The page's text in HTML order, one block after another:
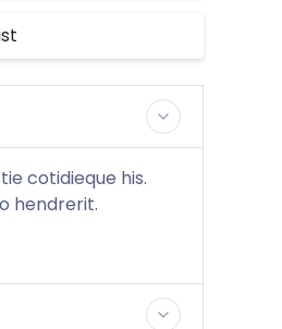
cotidieque his.
hendrerit.